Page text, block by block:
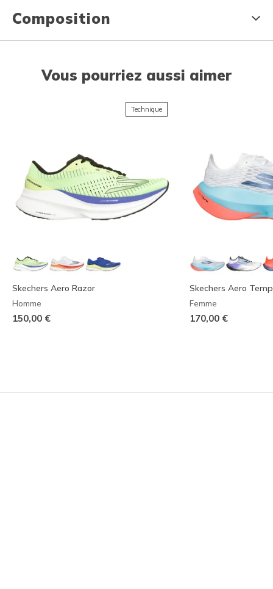
Composition
Vous pourriez aussi aimer
Technique
Skechers Aero Razor
Homme
150,00 €
Skechers Aero
Femme
170,00 €